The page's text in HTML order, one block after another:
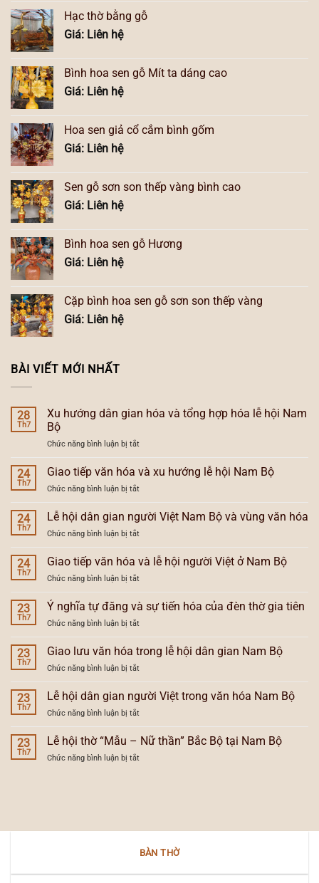
Hạc thờ bằng gỗ
Giá: Liên hệ
Bình hoa sen gỗ Mít ta dáng cao
Giá: Liên hệ
Hoa sen giả cổ cắm bình gốm
Giá: Liên hệ
Sen gỗ sơn son thếp vàng bình cao
Giá: Liên hệ
Bình hoa sen gỗ Hương
Giá: Liên hệ
Cặp bình hoa sen gỗ sơn son thếp vàng
Giá: Liên hệ
BÀI VIẾT MỚI NHẤT
28
Th7
Xu hướng dân gian hóa và tổng hợp hóa lễ hội Nam
Bộ
Chức năng bình luận bị tắtở
Xu
hướng
gian
hóa
và
lễ
hội
Bộ
24
Th7
Giao tiếp văn hóa và xu hướng lễ hội Nam Bộ
Chức năng bình luận bị tắtở
Giao
tiếp
văn
hóa
và
xu
Nam
Bộ
24
Th7
Lễ hội dân gian người Việt Nam Bộ và vùng văn hóa
Chức năng bình luận bị tắtở
Lễ
hội
gian
người
Việt
vùng
văn
24
Th7
Giao tiếp văn hóa và lễ hội người Việt ở Nam Bộ
Chức năng bình luận bị tắtở
Giao
tiếp
hóa
và
lễ
ở
Nam
23
Th7
Ý nghĩa tự đăng và sự tiến hóa của đèn thờ gia tiên
Chức năng bình luận bị tắtở
Ý
nghĩa
đăng
và
sự
đèn
thờ
23
Th7
Giao lưu văn hóa trong lễ hội dân gian Nam Bộ
Chức năng bình luận bị tắtở
Giao
lưu
văn
hóa
trong
lễ
23
Th7
Lễ hội dân gian người Việt trong văn hóa Nam Bộ
Chức năng bình luận bị tắtở
Lễ
hội
gian
Nam
Bộ
23
Th7
Lễ hội thờ “Mẫu – Nữ thần” Bắc Bộ tại Nam Bộ
Chức năng bình luận bị tắtở
Nữ
Bắc
BÀN THỜ